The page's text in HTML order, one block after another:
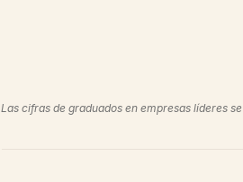
Las cifras de graduados en empresas líderes